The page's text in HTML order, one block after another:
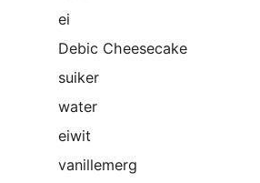
ei
Debic Cheesecake
suiker
water
eiwit
vanillemerg